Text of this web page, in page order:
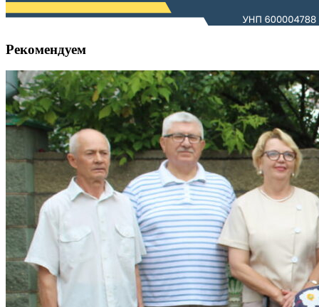
Рекомендуем